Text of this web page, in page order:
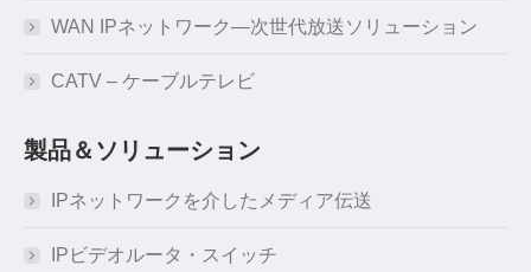
WAN IPネットワーク―次世代放送ソリューション
CATV – ケーブルテレビ
製品＆ソリューション
IPネットワークを介したメディア伝送
IPビデオルータ・スイッチ